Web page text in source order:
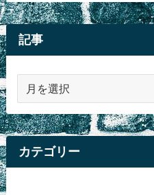
記事
カテゴリー